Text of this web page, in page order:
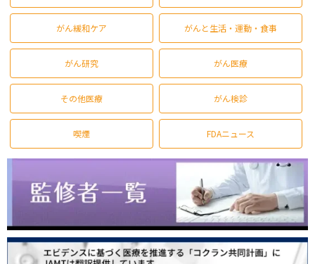
がん緩和ケア がんと生活・運動・食事
がん研究 がん医療
その他医療 がん検診
喫煙 FDAニュース